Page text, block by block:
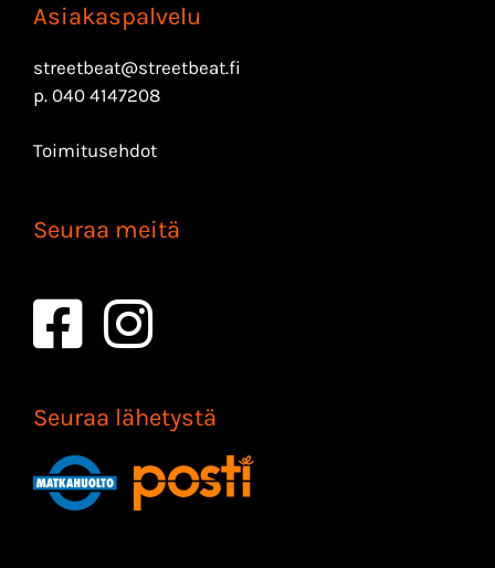
Asiakaspalvelu
streetbeat@streetbeat.fi
p. 040 4147208
Toimitusehdot
Seuraa meitä
Seuraa lähetystä